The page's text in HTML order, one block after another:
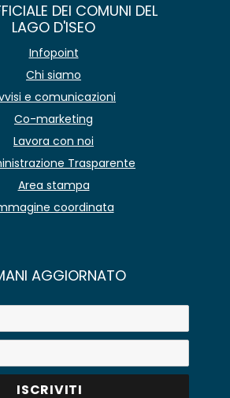
DEI COMUNI DEL
LAGO D'ISEO
Infopoint
Chi siamo
e comunicazioni
Co-marketing
Lavora con noi
Trasparente
Area stampa
coordinata
AGGIORNATO